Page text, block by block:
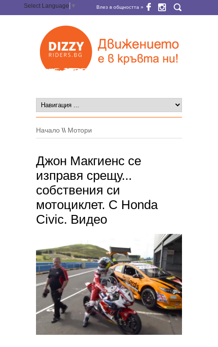
Select Language ▼ Влез в общността »
Начало \\ Мотори
Джон Макгиенс се
изправя срещу...
собствения си
мотоциклет. С Honda
Civic. Видео